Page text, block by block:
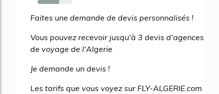
63%
Faites une demande de devis personnalisés !
Vous pouvez recevoir jusqu'à 3 devis d'agences
de voyage de l'Algerie
Je demande un devis !
Les tarifs que vous voyez sur FLY-ALGERIE.com